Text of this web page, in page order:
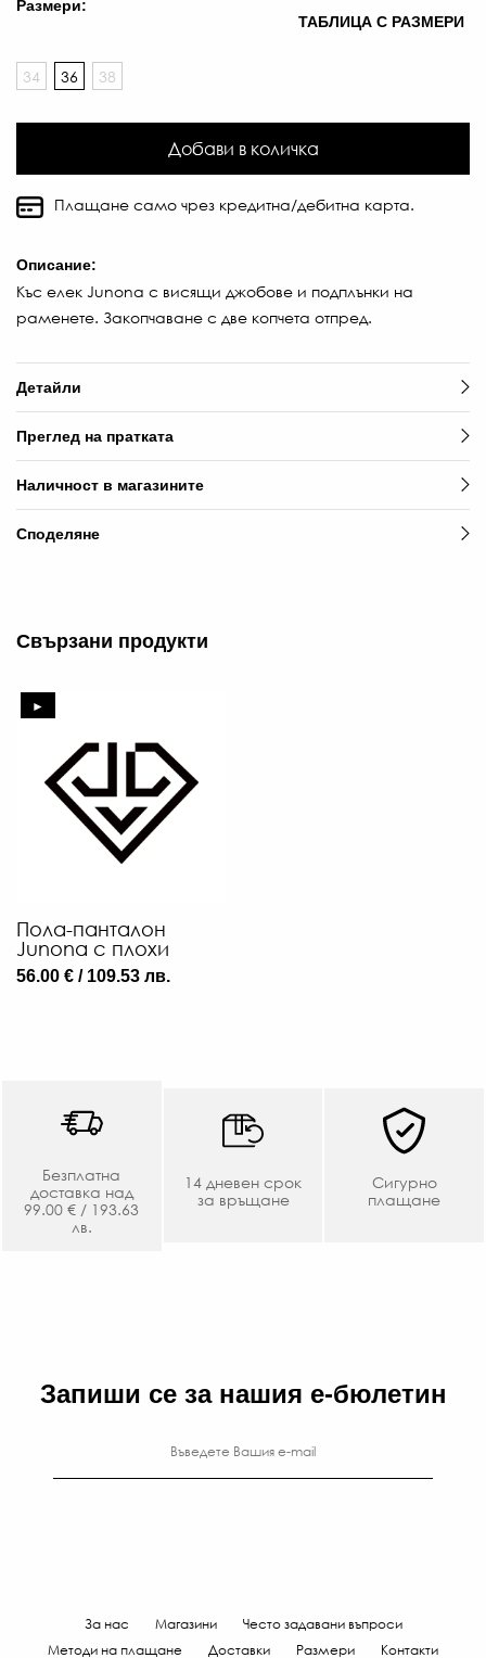
Размери:
ТАБЛИЦА С РАЗМЕРИ
34 36 38
Добави в количка
Плащане само чрез кредитна/дебитна карта.
Описание:
Къс елек Junona с висящи джобове и подплънки на
раменете. Закопчаване с две копчета отпред.
Детайли
Преглед на пратката
Наличност в магазините
Споделяне
Свързани продукти
►
Пола-панталон
Junona с плохи
56.00 € / 109.53 лв.
Безплатна
доставка над
99.00 € / 193.63
лв.
14 дневен срок
за връщане
Сигурно
плащане
Запиши се за нашия е-бюлетин
За нас Магазини
Често задавани въпроси
Методи на плащане
Доставки Размери Контакти